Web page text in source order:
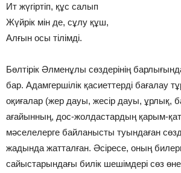
Ит жүгіртіп, құс салып
Жүйрік мін де, сұлу құш,
Алғын осы тілімді.
Бөлтірік Әлменұлы сөздерінің
бар. Адамгершілік қасиеттерді бағалау
оқиғалар (жер дауы, жесір дауы, ұрлық,
ағайынның, дос-жолдастардың қарым-
мәселелерге байланысты туындаған
жадында жатталған. Әсіресе, оның
сайыстарындағы билік шешімдері сөз